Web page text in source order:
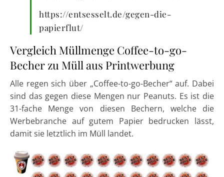
https://entsesselt.de/gegen-die-
papierflut/
Vergleich Müllmenge Coffee-to-go-
Becher zu Müll aus Printwerbung
Alle regen sich über „Coffee-to-go-Becher“ auf. Dabei
sind das gegen diese Mengen nur Peanuts. Es ist die
31-fache Menge von diesen Bechern, welche die
Werbebranche auf gutem Papier bedrucken lässt,
damit sie letztlich im Müll landet.